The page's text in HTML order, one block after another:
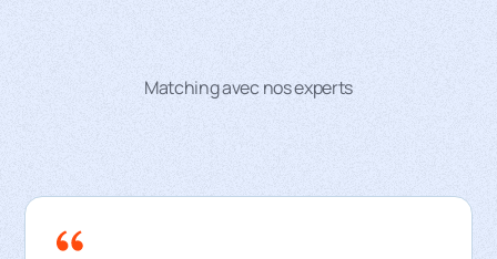
Matching avec nos experts